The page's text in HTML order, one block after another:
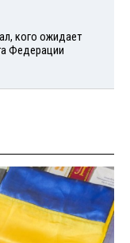
кого ожидает
Федерации